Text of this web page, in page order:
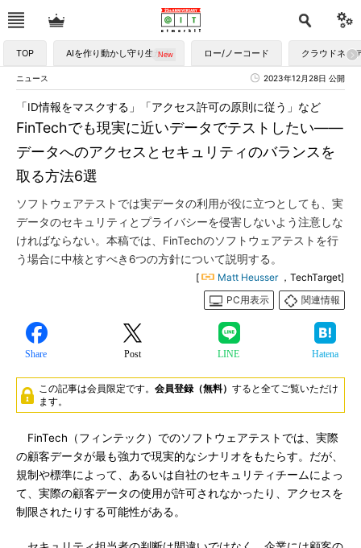
TOP AIを作り動かし守り生かす ロー/ノーコード クラウドネイ
ニュース 2023年12月28日 公開
FinTechでも現実に近いデータでテストしたい――
データへのアクセスとセキュリティのバランスを
取る方法6選
「ID情報をマスクする」「アクセス許可の原則に従う」など
ソフトウェアテストでは実データの利用が役に立つとしても、実
データのセキュリティとプライバシーを侵害しないよう注意しな
ければならない。本稿では、FinTechのソフトウェアテストを行
う場合に中核とすべき6つの方針について説明する。
[ Matt Heusser ，TechTarget]
PC用表示
関連情報
Share Post LINE Hatena
この記事は会員限定です。 会員登録（無料） すると全てご覧いただけ
ます。
FinTech（フィンテック）でのソフトウェアテストでは、実際
の顧客データが最も強力で現実的なシナリオをもたらす。だが、
規制や標準によって、あるいは自社のセキュリティチームによっ
て、実際の顧客データの使用が許可されなかったり、アクセスを
制限されたりする可能性がある。